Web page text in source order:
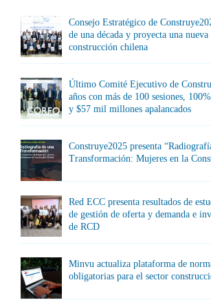
Consejo Estratégico de
de una década y proyecta una
construcción chilena
Último Comité Ejecutivo de
años con más de 100 sesiones,
y $57 mil millones apalancados
Construye2025 presenta
Transformación: Mujeres en la
Red ECC presenta resultados de
de gestión de oferta y demanda e
de RCD
Minvu actualiza plataforma de
obligatorias para el sector